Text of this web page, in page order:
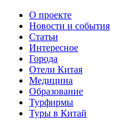
О проекте
Новости и события
Статьи
Интересное
Города
Отели Китая
Медицина
Образование
Турфирмы
Туры в Китай